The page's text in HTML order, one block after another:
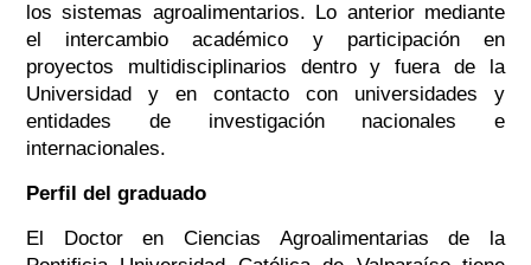
los sistemas agroalimentarios. Lo anterior mediante
el intercambio académico y participación en
proyectos multidisciplinarios dentro y fuera de la
Universidad y en contacto con universidades y
entidades de investigación nacionales e
internacionales.
Perfil del graduado
El Doctor en Ciencias Agroalimentarias de la